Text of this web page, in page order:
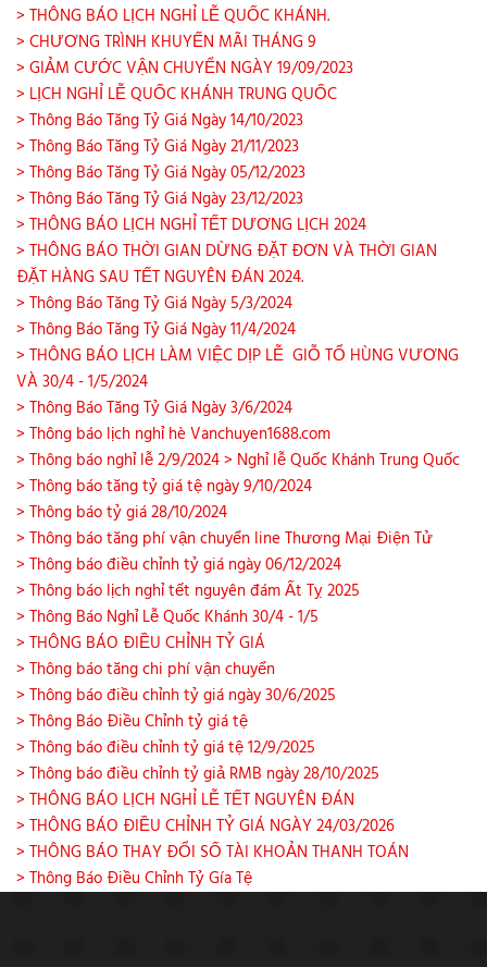
> THÔNG BÁO LỊCH NGHỈ LỄ QUỐC KHÁNH.
> CHƯƠNG TRÌNH KHUYẾN MÃI THÁNG 9
> GIẢM CƯỚC VẬN CHUYỂN NGÀY 19/09/2023
> LỊCH NGHỈ LỄ QUỐC KHÁNH TRUNG QUỐC
> Thông Báo Tăng Tỷ Giá Ngày 14/10/2023
> Thông Báo Tăng Tỷ Giá Ngày 21/11/2023
> Thông Báo Tăng Tỷ Giá Ngày 05/12/2023
> Thông Báo Tăng Tỷ Giá Ngày 23/12/2023
> THÔNG BÁO LỊCH NGHỈ TẾT DƯƠNG LỊCH 2024
> THÔNG BÁO THỜI GIAN DỪNG ĐẶT ĐƠN VÀ THỜI GIAN
ĐẶT HÀNG SAU TẾT NGUYÊN ĐÁN 2024.
> Thông Báo Tăng Tỷ Giá Ngày 5/3/2024
> Thông Báo Tăng Tỷ Giá Ngày 11/4/2024
> THÔNG BÁO LỊCH LÀM VIỆC DỊP LỄ GIỖ TỔ HÙNG VƯƠNG
VÀ 30/4 - 1/5/2024
> Thông Báo Tăng Tỷ Giá Ngày 3/6/2024
> Thông báo lịch nghỉ hè Vanchuyen1688.com
> Thông báo nghỉ lễ 2/9/2024> Nghỉ lễ Quốc Khánh Trung Quốc
> Thông báo tăng tỷ giá tệ ngày 9/10/2024
> Thông báo tỷ giá 28/10/2024
> Thông báo tăng phí vận chuyển line Thương Mại Điện Tử
> Thông báo điều chỉnh tỷ giá ngày 06/12/2024
> Thông báo lịch nghỉ tết nguyên đám Ất Tỵ 2025
> Thông Báo Nghỉ Lễ Quốc Khánh 30/4 - 1/5
> THÔNG BÁO ĐIỀU CHỈNH TỶ GIÁ
> Thông báo tăng chi phí vận chuyển
> Thông báo điều chỉnh tỷ giá ngày 30/6/2025
> Thông Báo Điều Chỉnh tỷ giá tệ
> Thông báo điều chỉnh tỷ giá tệ 12/9/2025
> Thông báo điều chỉnh tỷ giả RMB ngày 28/10/2025
> THÔNG BÁO LỊCH NGHỈ LỄ TẾT NGUYÊN ĐÁN
> THÔNG BÁO ĐIỀU CHỈNH TỶ GIÁ NGÀY 24/03/2026
> THÔNG BÁO THAY ĐỔI SỐ TÀI KHOẢN THANH TOÁN
> Thông Báo Điều Chỉnh Tỷ Gía Tệ